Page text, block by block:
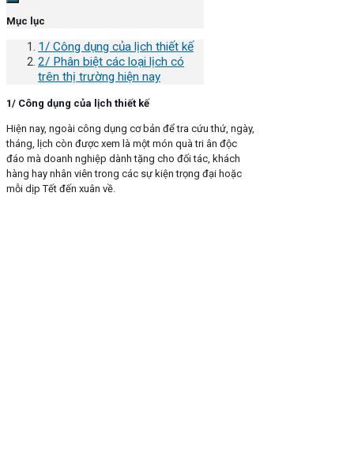
Mục lục
1/ Công dụng của lịch thiết kế
2/ Phân biệt các loại lịch có
trên thị trường hiện nay
1/ Công dụng của lịch thiết kế
Hiện nay, ngoài công dụng cơ bản để tra cứu thứ, ngày,
tháng, lịch còn được xem là một món quà tri ân độc
đáo mà doanh nghiệp dành tặng cho đối tác, khách
hàng hay nhân viên trong các sự kiện trọng đại hoặc
mỗi dịp Tết đến xuân về.